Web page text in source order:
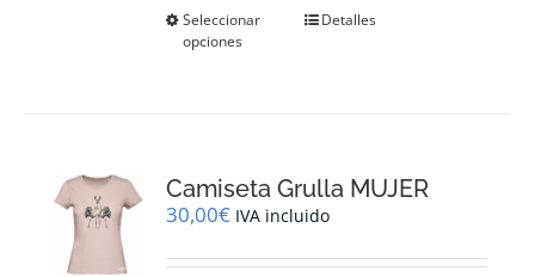
Seleccionar
opciones
Este
se
pueden
en
Detalles
Camiseta Grulla MUJER
30,00€ IVA incluido